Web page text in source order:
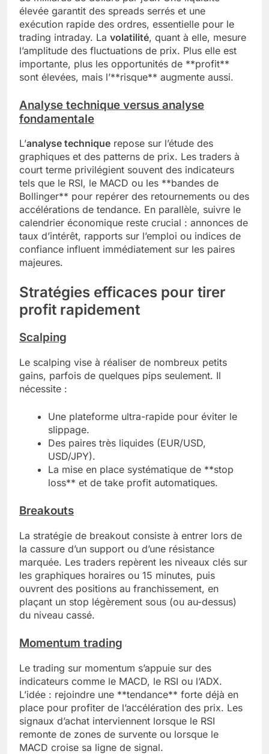
élevée garantit des spreads serrés et une
exécution rapide des ordres, essentielle pour le
trading intraday. La volatilité, quant à elle, mesure
l’amplitude des fluctuations de prix. Plus elle est
importante, plus les opportunités de **profit**
sont élevées, mais l’**risque** augmente aussi.
Analyse technique versus analyse
fondamentale
L’analyse technique repose sur l’étude des
graphiques et des patterns de prix. Les traders à
court terme privilégient souvent des indicateurs
tels que le RSI, le MACD ou les **bandes de
Bollinger** pour repérer des retournements ou des
accélérations de tendance. En parallèle, suivre le
calendrier économique reste crucial : annonces de
taux d’intérêt, rapports sur l’emploi ou indices de
confiance influent immédiatement sur les paires
majeures.
Stratégies efficaces pour tirer
profit rapidement
Scalping
Le scalping vise à réaliser de nombreux petits
gains, parfois de quelques pips seulement. Il
nécessite :
Une plateforme ultra-rapide pour éviter le
slippage.
Des paires très liquides (EUR/USD,
USD/JPY).
La mise en place systématique de **stop
loss** et de take profit automatiques.
Breakouts
La stratégie de breakout consiste à entrer lors de
la cassure d’un support ou d’une résistance
marquée. Les traders repèrent les niveaux clés sur
les graphiques horaires ou 15 minutes, puis
ouvrent des positions au franchissement, en
plaçant un stop légèrement sous (ou au-dessus)
du niveau cassé.
Momentum trading
Le trading sur momentum s’appuie sur des
indicateurs comme le MACD, le RSI ou l’ADX.
L’idée : rejoindre une **tendance** forte déjà en
place pour profiter de l’accélération des prix. Les
signaux d’achat interviennent lorsque le RSI
remonte de zones de survente ou lorsque le
MACD croise sa ligne de signal.